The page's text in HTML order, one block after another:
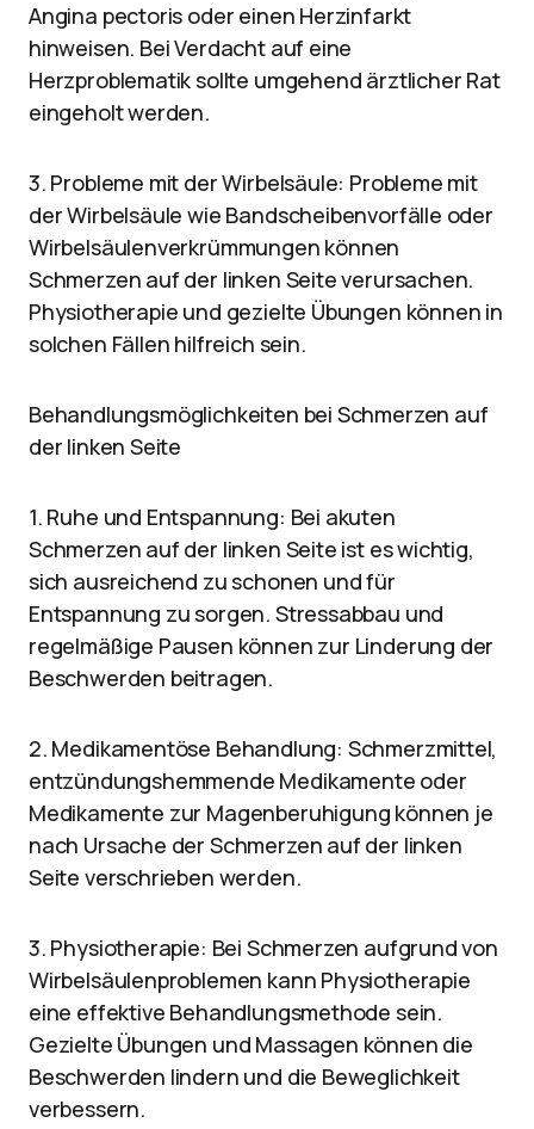
Angina pectoris oder einen Herzinfarkt
hinweisen. Bei Verdacht auf eine
Herzproblematik sollte umgehend ärztlicher Rat
eingeholt werden.
3. Probleme mit der Wirbelsäule: Probleme mit
der Wirbelsäule wie Bandscheibenvorfälle oder
Wirbelsäulenverkrümmungen können
Schmerzen auf der linken Seite verursachen.
Physiotherapie und gezielte Übungen können in
solchen Fällen hilfreich sein.
Behandlungsmöglichkeiten bei Schmerzen auf
der linken Seite
1. Ruhe und Entspannung: Bei akuten
Schmerzen auf der linken Seite ist es wichtig,
sich ausreichend zu schonen und für
Entspannung zu sorgen. Stressabbau und
regelmäßige Pausen können zur Linderung der
Beschwerden beitragen.
2. Medikamentöse Behandlung: Schmerzmittel,
entzündungshemmende Medikamente oder
Medikamente zur Magenberuhigung können je
nach Ursache der Schmerzen auf der linken
Seite verschrieben werden.
3. Physiotherapie: Bei Schmerzen aufgrund von
Wirbelsäulenproblemen kann Physiotherapie
eine effektive Behandlungsmethode sein.
Gezielte Übungen und Massagen können die
Beschwerden lindern und die Beweglichkeit
verbessern.